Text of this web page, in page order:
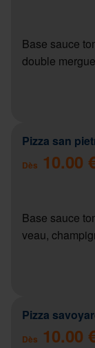
Base sauce
double
Pizza san
Dès 10.00
Base sauce
veau,
Pizza
Dès 10.00